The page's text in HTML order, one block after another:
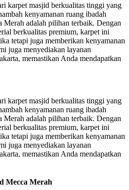
karpet masjid berkualitas tinggi yang
kenyamanan ruang ibadah
adalah pilihan terbaik. Dengan
berkualitas premium, karpet ini
tetapi juga memberikan kenyamanan
juga menyediakan layanan
memastikan Anda mendapatkan
karpet masjid berkualitas tinggi yang
kenyamanan ruang ibadah
adalah pilihan terbaik. Dengan
berkualitas premium, karpet ini
tetapi juga memberikan kenyamanan
juga menyediakan layanan
memastikan Anda mendapatkan
Mecca Merah